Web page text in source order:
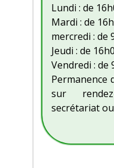
Lundi : de
Mardi : de
mercredi : de
Jeudi : de
Vendredi : de
Permanence
sur
secrétariat